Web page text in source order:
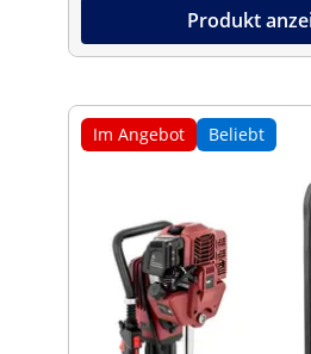
Produkt
Im Angebot Beliebt